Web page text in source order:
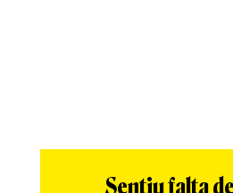
Sentiu falta